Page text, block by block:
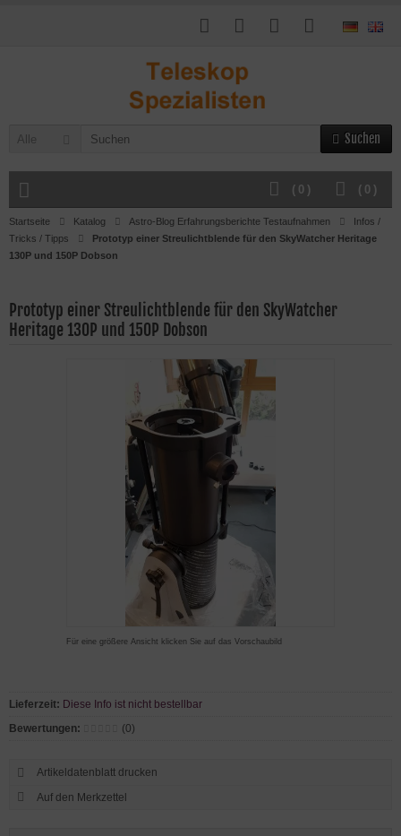
Alle Suchen
( 0 )
( 0 )
Startseite Katalog Astro-Blog Erfahrungsberichte Testaufnahmen
Infos /
Tricks / Tipps
Prototyp einer Streulichtblende für den SkyWatcher Heritage
130P und 150P Dobson
Prototyp einer Streulichtblende für den SkyWatcher
Heritage 130P und 150P Dobson
Für eine größere Ansicht klicken Sie auf das Vorschaubild
Lieferzeit: Diese Info ist nicht bestellbar
Bewertungen:
(0)
Artikeldatenblatt drucken